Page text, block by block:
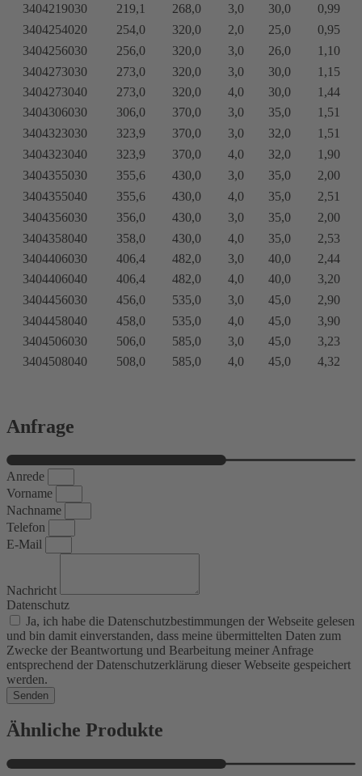
3404219030
219,1 268,0 3,0 30,0
0,99
3404254020
254,0 320,0 2,0 25,0
0,95
3404256030
256,0 320,0 3,0 26,0
1,10
3404273030
273,0 320,0 3,0 30,0
1,15
3404273040
273,0 320,0 4,0 30,0
1,44
3404306030
306,0 370,0 3,0 35,0
1,51
3404323030
323,9 370,0 3,0 32,0
1,51
3404323040
323,9 370,0 4,0 32,0
1,90
3404355030
355,6 430,0 3,0 35,0
2,00
3404355040
355,6 430,0 4,0 35,0
2,51
3404356030
356,0 430,0 3,0 35,0
2,00
3404358040
358,0 430,0 4,0 35,0
2,53
3404406030
406,4 482,0 3,0 40,0
2,44
3404406040
406,4 482,0 4,0 40,0
3,20
3404456030
456,0 535,0 3,0 45,0
2,90
3404458040
458,0 535,0 4,0 45,0
3,90
3404506030
506,0 585,0 3,0 45,0
3,23
3404508040
508,0 585,0 4,0 45,0 4,32
Anfrage
Anrede
Vorname
Nachname
Telefon
E-Mail
Nachricht
Datenschutz
Ja, ich habe die Datenschutzbestimmungen der Webseite gelesen
und bin damit einverstanden, dass meine übermittelten Daten zum
Zwecke der Beantwortung und Bearbeitung meiner Anfrage
entsprechend der Datenschutzerklärung dieser Webseite gespeichert
werden.
Senden
Ähnliche Produkte